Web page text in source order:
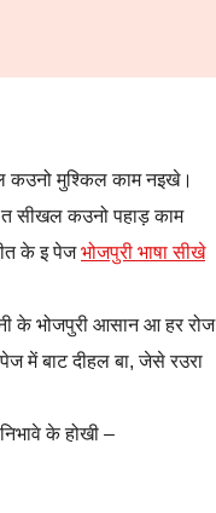
कउनो मुश्किल काम नइखे।
त सीखल कउनो पहाड़ काम
के इ पेजभोजपुरी भाषा सीखे
के भोजपुरी आसान आ हर रोज
में बाट दीहल बा, जेसे रउरा
के होखी –